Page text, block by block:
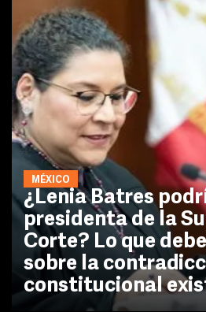
MÉXICO
¿Lenia Batres
presidenta de la
Corte? Lo que
sobre la
constitucional